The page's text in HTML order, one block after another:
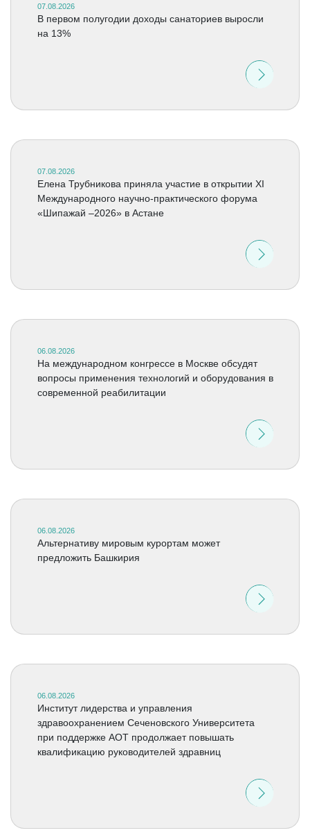
07.08.2026
В первом полугодии доходы санаториев выросли
на 13%
07.08.2026
Елена Трубникова приняла участие в открытии XI
Международного научно-практического форума
«Шипажай –2026» в Астане
06.08.2026
На международном конгрессе в Москве обсудят
вопросы применения технологий и оборудования в
современной реабилитации
06.08.2026
Альтернативу мировым курортам может
предложить Башкирия
06.08.2026
Институт лидерства и управления
здравоохранением Сеченовского Университета
при поддержке АОТ продолжает повышать
квалификацию руководителей здравниц